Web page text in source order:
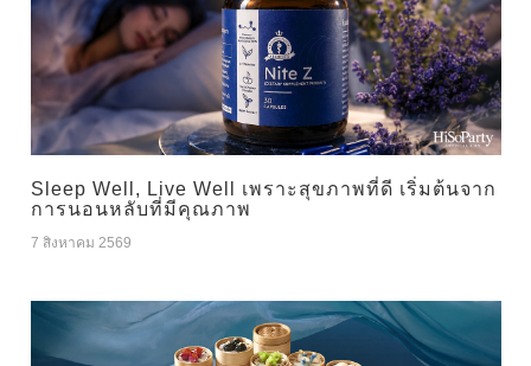
Sleep Well, Live Well เพราะสุขภาพที่ดี เริ่มต้นจาก
การนอนหลับที่มีคุณภาพ
7 สิงหาคม 2569